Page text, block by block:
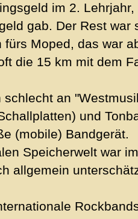
im 2.
gab. Der Rest war
fürs Moped, das war
die 15 km mit dem
schlecht an
und
(mobile) Bandgerät.
Speicherwelt war
allgemein